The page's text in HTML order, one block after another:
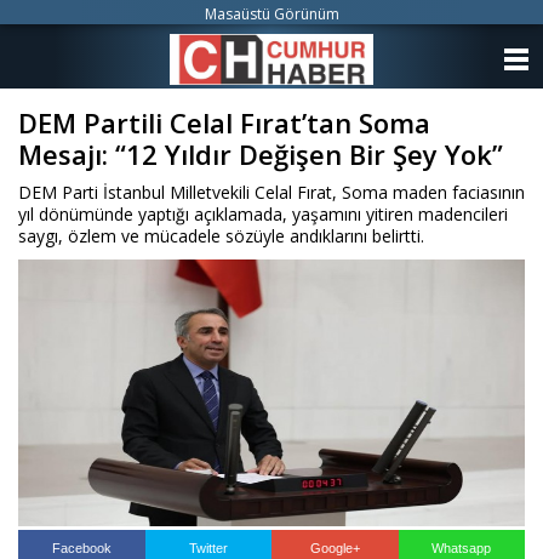
DEM Partili Celal Fırat’tan Soma
Mesajı: “12 Yıldır Değişen Bir Şey Yok”
DEM Parti İstanbul Milletvekili Celal Fırat, Soma maden faciasının
yıl dönümünde yaptığı açıklamada, yaşamını yitiren madencileri
saygı, özlem ve mücadele sözüyle andıklarını belirtti.
Facebook Twitter Google+ Whatsapp
Masaüstü Görünüm
KATEGORİLER
YAZARLAR
ANKETLER
KÜNYE
İLETİŞİM